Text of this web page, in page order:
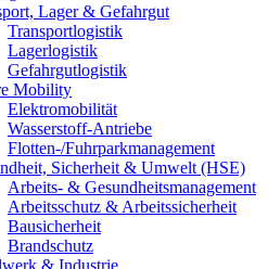
Lager & Gefahrgut
Transportlogistik
Lagerlogistik
Gefahrgutlogistik
Mobility
Elektromobilität
Wasserstoff-Antriebe
Flotten-/Fuhrparkmanagement
Sicherheit & Umwelt (HSE)
Arbeits- & Gesundheitsmanagement
Arbeitsschutz & Arbeitssicherheit
Bausicherheit
Brandschutz
& Industrie